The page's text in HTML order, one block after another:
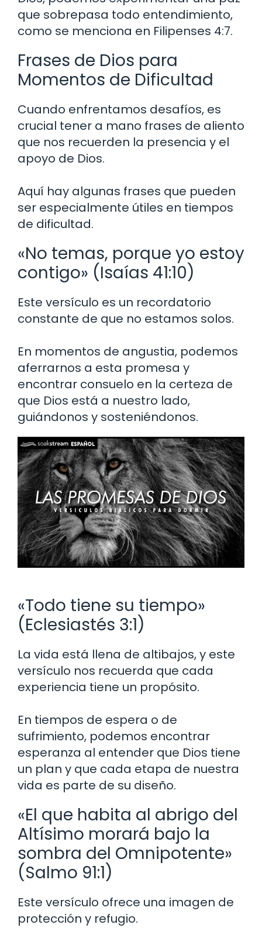
que sobrepasa todo entendimiento,
como se menciona en Filipenses 4:7.
Frases de Dios para
Momentos de Dificultad
Cuando enfrentamos desafíos, es
crucial tener a mano frases de aliento
que nos recuerden la presencia y el
apoyo de Dios.
Aquí hay algunas frases que pueden
ser especialmente útiles en tiempos
de dificultad.
«No temas, porque yo estoy
contigo» (Isaías 41:10)
Este versículo es un recordatorio
constante de que no estamos solos.
En momentos de angustia, podemos
aferrarnos a esta promesa y
encontrar consuelo en la certeza de
que Dios está a nuestro lado,
guiándonos y sosteniéndonos.
«Todo tiene su tiempo»
(Eclesiastés 3:1)
La vida está llena de altibajos, y este
versículo nos recuerda que cada
experiencia tiene un propósito.
En tiempos de espera o de
sufrimiento, podemos encontrar
esperanza al entender que Dios tiene
un plan y que cada etapa de nuestra
vida es parte de su diseño.
«El que habita al abrigo del
Altísimo morará bajo la
sombra del Omnipotente»
(Salmo 91:1)
Este versículo ofrece una imagen de
protección y refugio.